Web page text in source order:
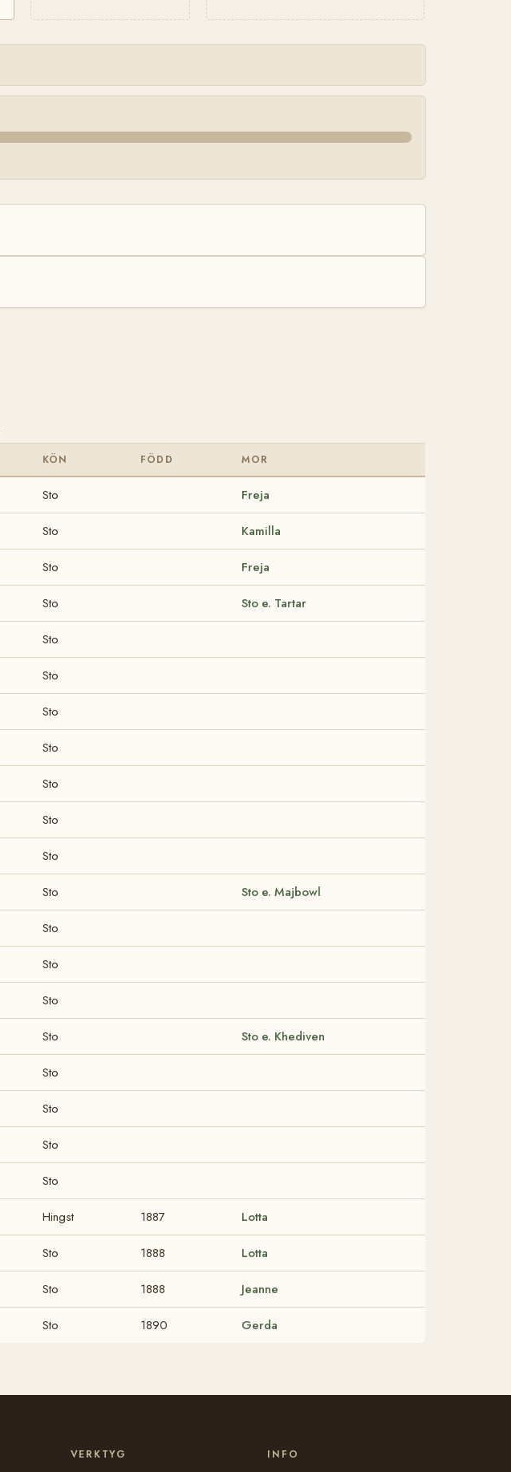
KÖN FÖDD MOR
Sto Freja
Sto Kamilla
Sto Freja
Sto Sto e. Tartar
Sto
Sto
Sto
Sto
Sto
Sto
Sto
Sto Sto e. Majbowl
Sto
Sto
Sto
Sto Sto e. Khediven
Sto
Sto
Sto
Sto
Hingst 1887 Lotta
Sto 1888 Lotta
Sto 1888 Jeanne
Sto 1890 Gerda
VERKTYG INFO